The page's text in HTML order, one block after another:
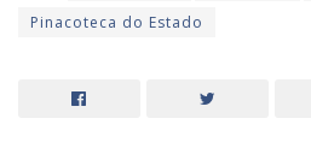
Pinacoteca do Estado